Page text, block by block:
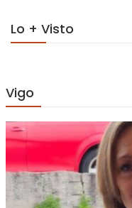
Lo + Visto
Vigo